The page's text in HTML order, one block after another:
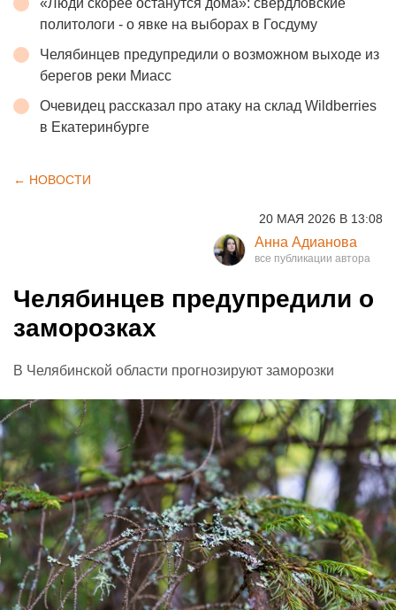
«Люди скорее останутся дома»: свердловские
политологи - о явке на выборах в Госдуму
Челябинцев предупредили о возможном выходе из
берегов реки Миасс
Очевидец рассказал про атаку на склад Wildberries
в Екатеринбурге
← НОВОСТИ
20 МАЯ 2026 В 13:08
Анна Адианова
Челябинцев предупредили о
заморозках
В Челябинской области прогнозируют заморозки